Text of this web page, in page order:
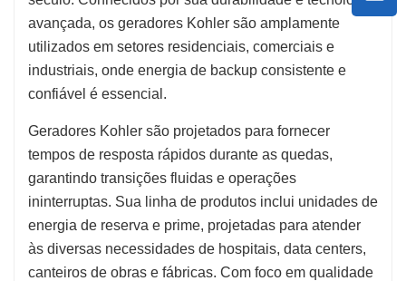
avançada, os geradores Kohler são amplamente
utilizados em setores residenciais, comerciais e
industriais, onde energia de backup consistente e
confiável é essencial.
Geradores Kohler são projetados para fornecer
tempos de resposta rápidos durante as quedas,
garantindo transições fluidas e operações
ininterruptas. Sua linha de produtos inclui unidades de
energia de reserva e prime, projetadas para atender
às diversas necessidades de hospitais, data centers,
canteiros de obras e fábricas. Com foco em qualidade